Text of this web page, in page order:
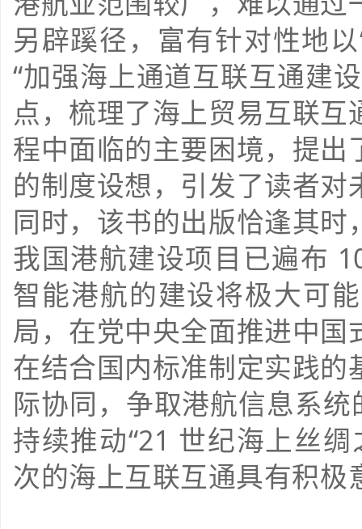
另辟蹊径，富有针对性地
“加强海上通道互联互通建
点，梳理了海上贸易互联
程中面临的主要困境，提
的制度设想，引发了读者
同时，该书的出版恰逢其
我国港航建设项目已遍布
智能港航的建设将极大可
局，在党中央全面推进中
在结合国内标准制定实践
际协同，争取港航信息系
持续推动“21 世纪海上丝
次的海上互联互通具有积极